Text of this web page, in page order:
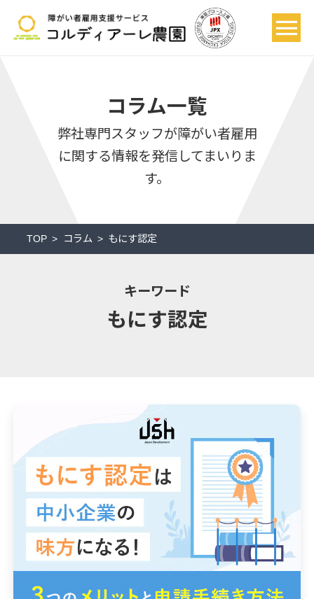
コラム一覧
弊社専門スタッフが障がい者雇用
に関する情報を発信してまいりま
す。
TOP コラム もにす認定
キーワード
もにす認定